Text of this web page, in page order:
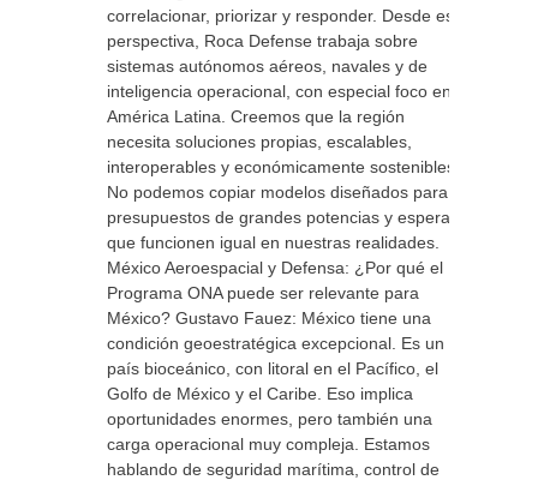
correlacionar, priorizar y responder. Desde esa
perspectiva, Roca Defense trabaja sobre
sistemas autónomos aéreos, navales y de
inteligencia operacional, con especial foco en
América Latina. Creemos que la región
necesita soluciones propias, escalables,
interoperables y económicamente sostenibles.
No podemos copiar modelos diseñados para
presupuestos de grandes potencias y esperar
que funcionen igual en nuestras realidades.
México Aeroespacial y Defensa: ¿Por qué el
Programa ONA puede ser relevante para
México? Gustavo Fauez: México tiene una
condición geoestratégica excepcional. Es un
país bioceánico, con litoral en el Pacífico, el
Golfo de México y el Caribe. Eso implica
oportunidades enormes, pero también una
carga operacional muy compleja. Estamos
hablando de seguridad marítima, control de